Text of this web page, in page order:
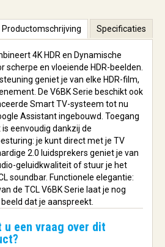
Productomschrijving Specificaties
4K HDR en Dynamische
scherpe en vloeiende HDR-beelden.
geniet je van elke HDR-film,
De V6BK Serie beschikt ook
Smart TV-systeem tot nu
Assistant ingebouwd. Toegang
eenvoudig dankzij de
je kunt direct met je TV
2.0 luidsprekers geniet je van
geluidkwaliteit of stuur je het
soundbar. Functionele elegantie:
de TCL V6BK Serie laat je nog
dat je aanspreekt.
u een vraag over dit